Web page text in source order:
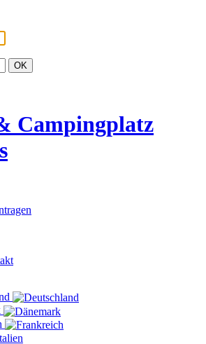
Campingplatz